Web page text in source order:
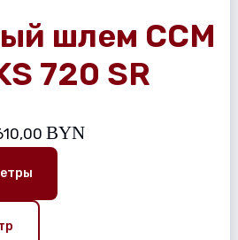
шлем CCM
720 SR
BYN